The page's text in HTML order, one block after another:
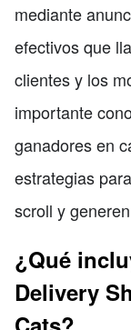
mediante
efectivos que
clientes y los
importante
ganadores en
estrategias
scroll y
¿Qué
Delivery